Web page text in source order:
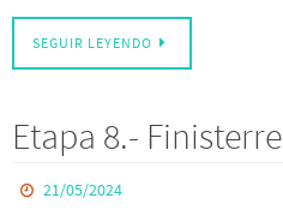
SEGUIR LEYENDO
Etapa 8.-
21/05/2024